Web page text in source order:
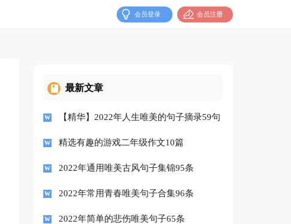
会员登录 会员注册
最新文章
【精华】2022年人生唯美的句子摘录59句
精选有趣的游戏二年级作文10篇
2022年通用唯美古风句子集锦95条
2022年常用青春唯美句子合集96条
2022年简单的悲伤唯美句子65条